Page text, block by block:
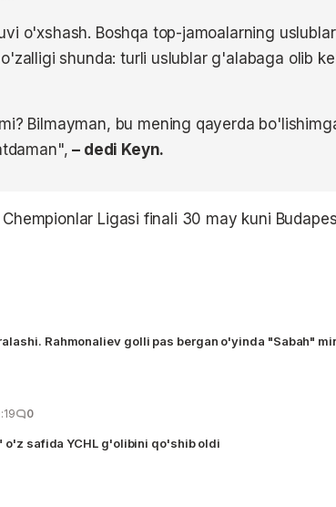
o'xshash. Boshqa top-jamoalarning
shunda: turli uslublar g'alabaga olib
Bilmayman, bu mening qayerda
– dedi Keyn.
Ligasi finali 30 may kuni
Rahmonaliev golli pas bergan o'yinda "Sabah"
0
o'z safida YCHL g'olibini qo'shib oldi